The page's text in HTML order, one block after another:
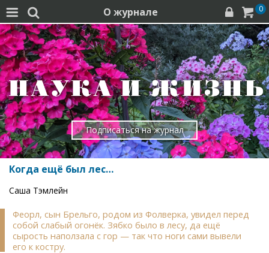
  О журнале   0
Подписаться на журнал
Когда ещё был лес…
Саша Тэмлейн
Феорл, сын Брельго, родом из Фолверка, увидел перед
собой слабый огонёк. Зябко было в лесу, да ещё
сырость наползала с гор — так что ноги сами вывели
его к костру.